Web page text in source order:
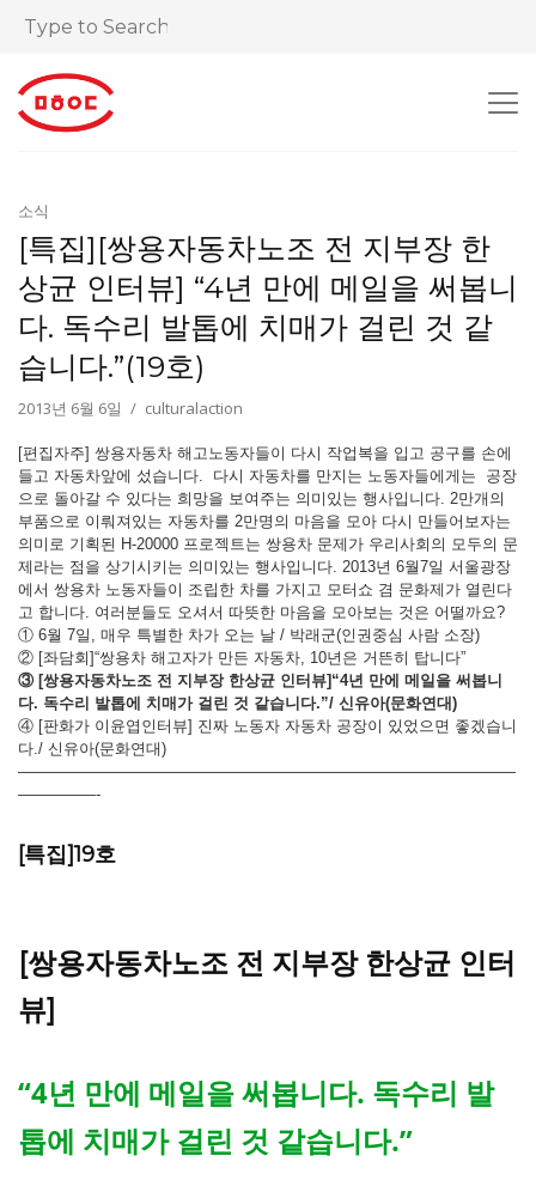
소식
[특집][쌍용자동차노조 전 지부장 한
상균 인터뷰] “4년 만에 메일을 써봅니
다. 독수리 발톱에 치매가 걸린 것 같
습니다.”(19호)
2013년 6월 6일 culturalaction
[편집자주] 쌍용자동차 해고노동자들이 다시 작업복을 입고 공구를 손에
들고 자동차앞에 섰습니다. 다시 자동차를 만지는 노동자들에게는 공장
으로 돌아갈 수 있다는 희망을 보여주는 의미있는 행사입니다. 2만개의
부품으로 이뤄져있는 자동차를 2만명의 마음을 모아 다시 만들어보자는
의미로 기획된 H-20000 프로젝트는 쌍용차 문제가 우리사회의 모두의 문
제라는 점을 상기시키는 의미있는 행사입니다. 2013년 6월7일 서울광장
에서 쌍용차 노동자들이 조립한 차를 가지고 모터쇼 겸 문화제가 열린다
고 합니다. 여러분들도 오셔서 따뜻한 마음을 모아보는 것은 어떨까요?
① 6월 7일, 매우 특별한 차가 오는 날 / 박래군(인권중심 사람 소장)
② [좌담회]“쌍용차 해고자가 만든 자동차, 10년은 거뜬히 탑니다”
③ [쌍용자동차노조 전 지부장 한상균 인터뷰]“4년 만에 메일을 써봅니
다. 독수리 발톱에 치매가 걸린 것 같습니다.”/ 신유아(문화연대)
④ [판화가 이윤엽인터뷰] 진짜 노동자 자동차 공장이 있었으면 좋겠습니
다./ 신유아(문화연대)
————————————————————————————————
—————-
[특집]19호
[쌍용자동차노조 전 지부장 한상균 인터
뷰]
“4년 만에 메일을 써봅니다. 독수리 발
톱에 치매가 걸린 것 같습니다.”